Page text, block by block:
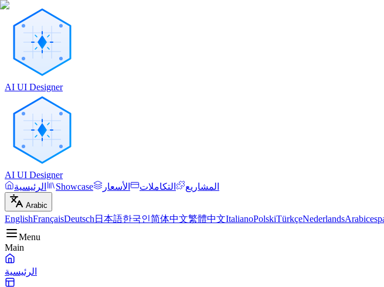
AI UI Designer
AI UI Designer
الرئيسية
Showcase المشاريع التكاملات الأسعار
Arabic
EnglishFrançaisDeutsch 日本語한국인简体中文繁體中文ItalianoPolskiTürkçeNederlandsArabic
Menu
Main
الرئيسية